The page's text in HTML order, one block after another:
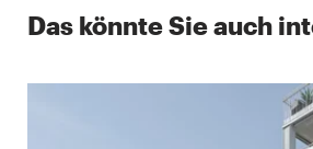
Das könnte Sie auch